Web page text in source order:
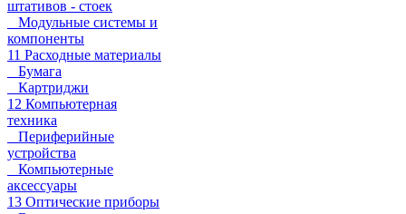
штативов - стоек
Модульные системы и
компоненты
11 Расходные материалы
Бумага
Картриджи
12 Компьютерная
техника
Периферийные
устройства
Компьютерные
аксессуары
13 Оптические приборы